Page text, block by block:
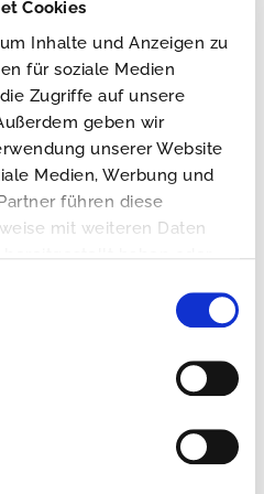
Cookies
Inhalte und Anzeigen zu
für soziale Medien
Zugriffe auf unsere
geben wir
unserer Website
Medien, Werbung und
führen diese
mit weiteren Daten
HERUNTERLADEN
unseres
undsprechen Sie